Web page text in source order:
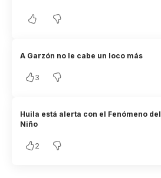
A Garzón no le cabe un loco más
3
Huila está alerta con el Fenómeno del
Niño
2